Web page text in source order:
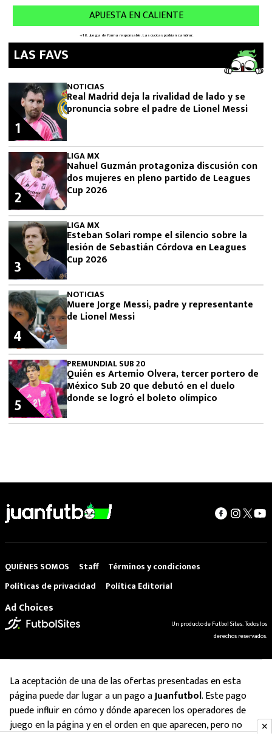
LAS FAVS
NOTICIAS
Real Madrid deja la rivalidad de lado y se
pronuncia sobre el padre de Lionel Messi
1
LIGA MX
Nahuel Guzmán protagoniza discusión con
dos mujeres en pleno partido de Leagues
Cup 2026
2
LIGA MX
Esteban Solari rompe el silencio sobre la
lesión de Sebastián Córdova en Leagues
Cup 2026
3
NOTICIAS
Muere Jorge Messi, padre y representante
de Lionel Messi
4
PREMUNDIAL SUB 20
Quién es Artemio Olvera, tercer portero de
México Sub 20 que debutó en el duelo
donde se logró el boleto olímpico
5
QUIÉNES SOMOS Staff
Términos y condiciones
Políticas de privacidad
Política Editorial
Ad Choices
Un producto de Futbol Sites. Todos los
derechos reservados.
La aceptación de una de las ofertas presentadas en esta
página puede dar lugar a un pago aJuanfutbol. Este pago
puede influir en cómo y dónde aparecen los operadores de
juego en la página y en el orden en que aparecen, pero no